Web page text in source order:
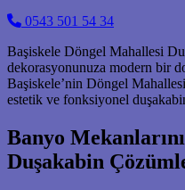
0543 501 54 34
Başiskele Döngel Mahallesi
dekorasyonunuza modern bir
Başiskele’nin Döngel
estetik ve fonksiyonel
Banyo
Duşakabin